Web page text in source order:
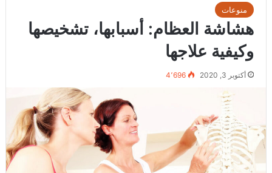
منوعات
هشاشة العظام: أسبابها، تشخيصها
وكيفية علاجها
أكتوبر 3, 2020 4٬696